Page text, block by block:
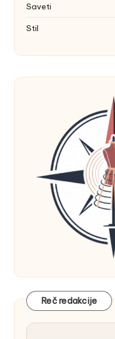
Saveti
Stil
Reč redakcije